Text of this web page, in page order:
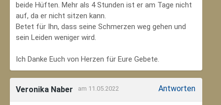
beide Hüften. Mehr als 4 Stunden ist er am Tage nicht
auf, da er nicht sitzen kann.
Betet für Ihn, dass seine Schmerzen weg gehen und
sein Leiden weniger wird.
Ich Danke Euch von Herzen für Eure Gebete.
Veronika Naber am 11.05.2022 Antworten